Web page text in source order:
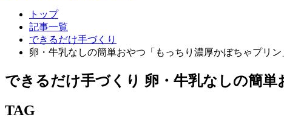
トップ
記事一覧
できるだけ手づくり
卵・牛乳なしの簡単おやつ「もっちり濃厚かぼちゃプリ
できるだけ手づくり 卵・牛乳なしの簡
TAG